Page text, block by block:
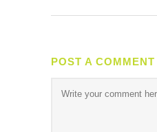
POST A COMMENT